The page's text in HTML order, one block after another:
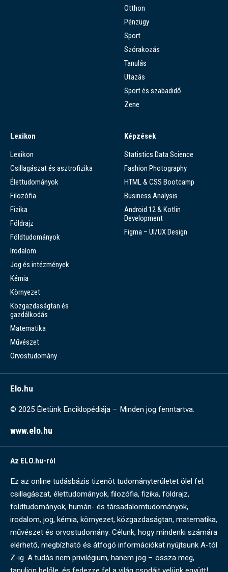
Otthon
Pénzügy
Sport
Szórakozás
Tanulás
Utazás
Sport és szabadidő
Zene
Lexikon
Lexikon
Csillagászat és asztrofizika
Élettudományok
Filozófia
Fizika
Földrajz
Földtudományok
Irodalom
Jog és intézmények
Kémia
Környezet
Közgazdaságtan és
gazdálkodás
Matematika
Művészet
Orvostudomány
Képzések
Statistics Data Science
Fashion Photography
HTML & CSS Bootcamp
Business Analysis
Android 12 & Kotlin
Development
Figma – UI/UX Design
Elo.hu
© 2025 Életünk Enciklopédiája – Minden jog fenntartva.
www.elo.hu
Az ELO.hu-ról
Ez az online tudásbázis tizenöt tudományterületet ölel fel:
csillagászat, élettudományok, filozófia, fizika, földrajz,
földtudományok, humán- és társadalomtudományok,
irodalom, jog, kémia, környezet, közgazdaságtan, matematika,
művészet és orvostudomány. Célunk, hogy mindenki számára
elérhető, megbízható és átfogó információkat nyújtsunk A-tól
Z-ig. A tudás nem privilégium, hanem jog – ossza meg,